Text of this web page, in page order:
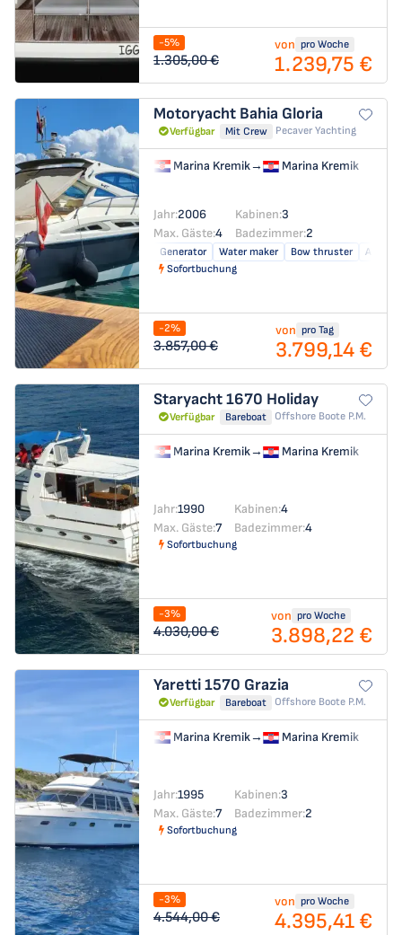
-5%
1.305,00 €
von pro Woche
1.239,75 €
Motoryacht Bahia Gloria
Verfügbar Mit Crew Pecaver Yachting
Marina Kremik→ Marina Kremik
Jahr:2006 Kabinen:3
Max. Gäste:4 Badezimmer:2
Generator Water maker Bow thruster
Air
Sofortbuchung
-2%
3.857,00 €
von pro Tag
3.799,14 €
Staryacht 1670 Holiday
Verfügbar Bareboat Offshore Boote P.m.
Marina Kremik→ Marina Kremik
Jahr:1990 Kabinen:4
Max. Gäste:7 Badezimmer:4
Sofortbuchung
-3%
4.030,00 €
von pro Woche
3.898,22 €
Yaretti 1570 Grazia
Verfügbar Bareboat Offshore Boote P.m.
Marina Kremik→ Marina Kremik
Jahr:1995 Kabinen:3
Max. Gäste:7 Badezimmer:2
Sofortbuchung
-3%
4.544,00 €
von pro Woche
4.395,41 €